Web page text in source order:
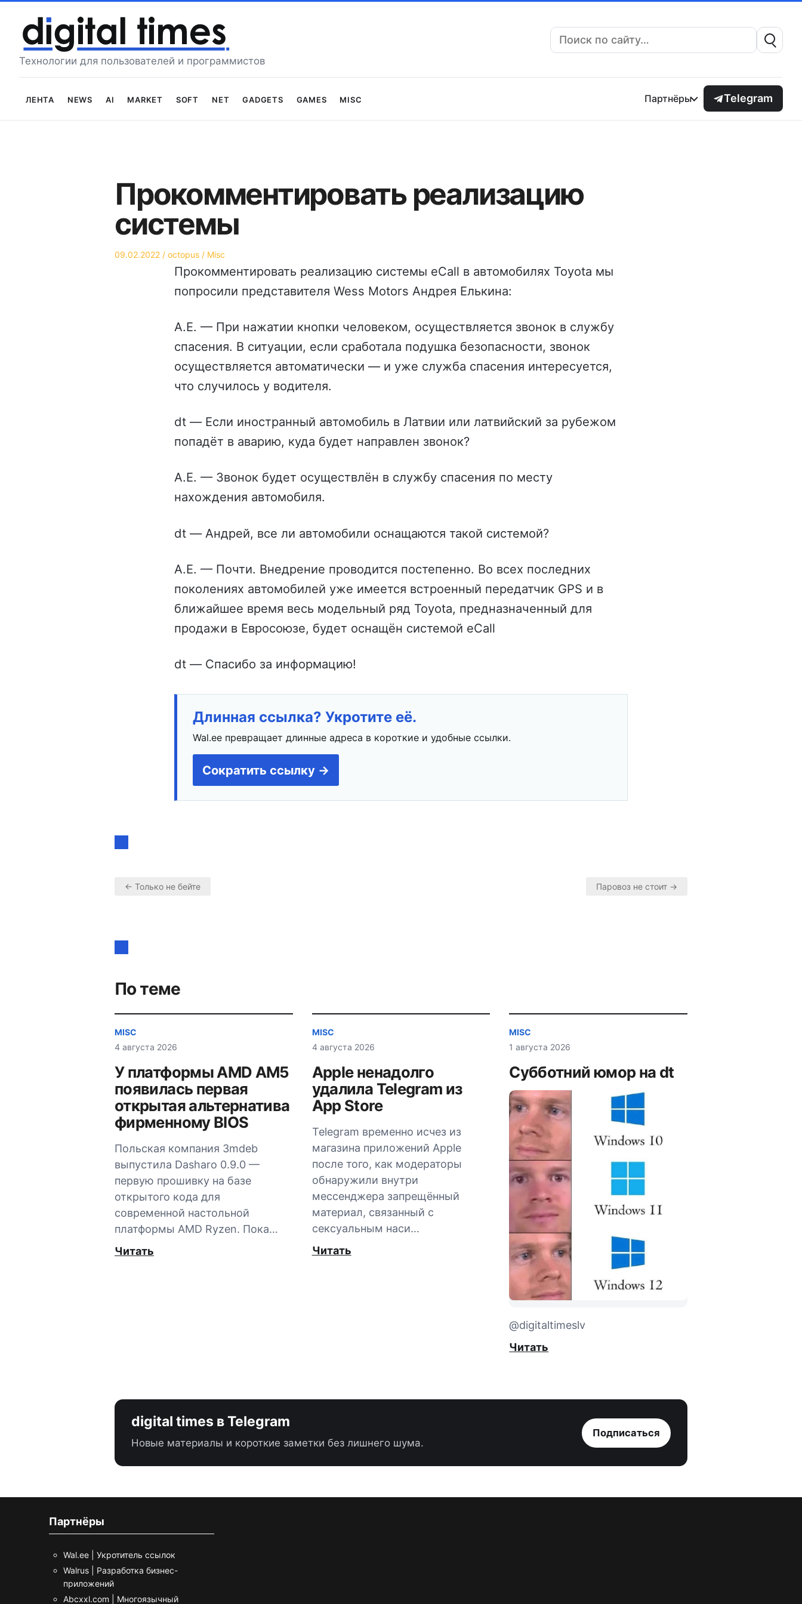
содержимому
Технологии для пользователей и программистов
Поиск:
Лента News AI Market Soft Net Gadgets Games Misc Партнёры Telegram
Прокомментировать реализацию
системы
Опубликовано
09.02.2022 Автор
octopus
Опубликовано
Misc
Прокомментировать реализацию системы eCall в автомобилях Toyota мы
попросили представителя Wess Motors Андрея Елькина:
А.Е. — При нажатии кнопки человеком, осуществляется звонок в службу
спасения. В ситуации, если сработала подушка безопасности, звонок
осуществляется автоматически — и уже служба спасения интересуется,
что случилось у водителя.
dt — Если иностранный автомобиль в Латвии или латвийский за рубежом
попадёт в аварию, куда будет направлен звонок?
А.Е. — Звонок будет осуществлён в службу спасения по месту
нахождения автомобиля.
dt — Андрей, все ли автомобили оснащаются такой системой?
А.Е. — Почти. Внедрение проводится постепенно. Во всех последних
поколениях автомобилей уже имеется встроенный передатчик GPS и в
ближайшее время весь модельный ряд Toyota, предназначенный для
продажи в Евросоюзе, будет оснащён системой eCall
dt — Спасибо за информацию!
Длинная ссылка? Укротите её.
Wal.ee превращает длинные адреса в короткие и удобные ссылки.
Сократить ссылку →
по
записям
← Только не бейте Паровоз не стоит →
По теме
MISC
4 августа 2026
У платформы AMD AM5
появилась первая
открытая альтернатива
фирменному BIOS
Польская компания 3mdeb
выпустила Dasharo 0.9.0 —
первую прошивку на базе
открытого кода для
современной настольной
платформы AMD Ryzen. Пока…
Читать
MISC
4 августа 2026
Apple ненадолго
удалила Telegram из
App Store
Telegram временно исчез из
магазина приложений Apple
после того, как модераторы
обнаружили внутри
мессенджера запрещённый
материал, связанный с
сексуальным наси…
Читать
MISC
1 августа 2026
Субботний юмор на dt
@digitaltimeslv
Читать
digital times в Telegram
Новые материалы и короткие заметки без лишнего шума.
Подписаться
Партнёры
Wal.ee | Укротитель ссылок
Walrus | Разработка бизнес-
приложений
Abcxxl.com | Многоязычный